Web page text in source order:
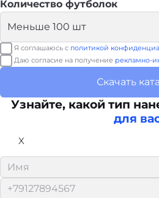
Количество футболок
Я соглашаюсь с политикой
Даю согласие на получение рекламно-
Скачать
Узнайте, какой тип
для
X